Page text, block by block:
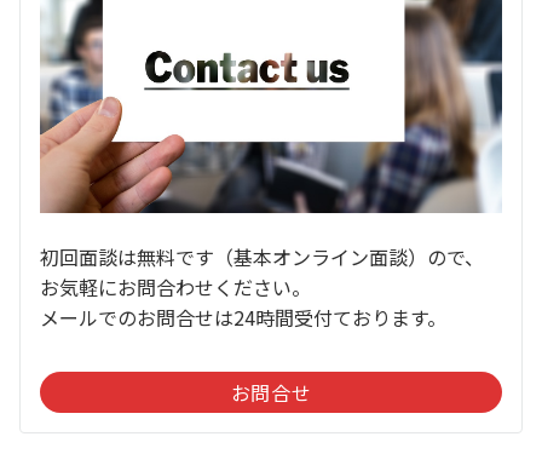
初回面談は無料です（基本オンライン面談）ので、
お気軽にお問合わせください。
メールでのお問合せは24時間受付ております。
お問合せ